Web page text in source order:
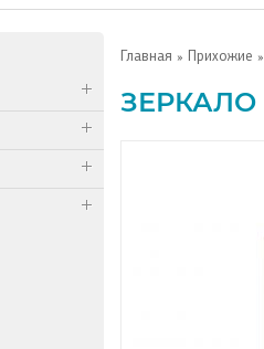
Главная » Прихожие »
ЗЕРКАЛО